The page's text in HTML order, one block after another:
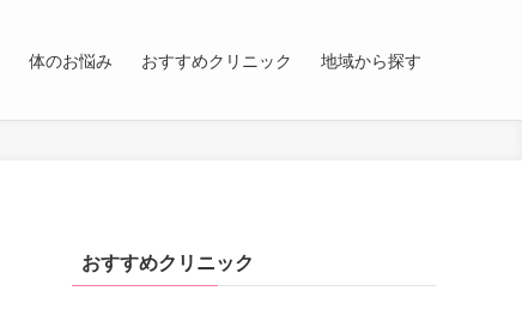
体のお悩み おすすめクリニック 地域から探す
おすすめクリニック